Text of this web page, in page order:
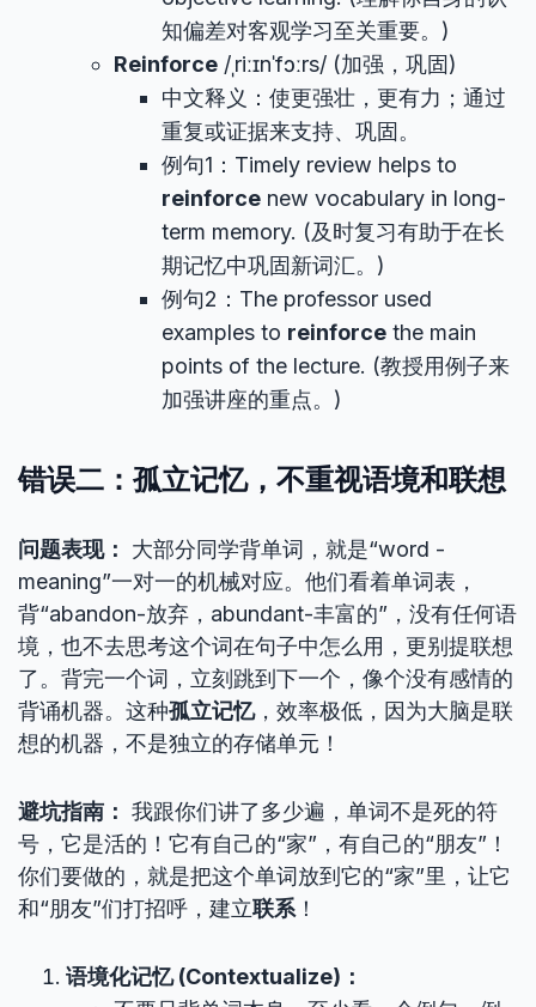
知偏差对客观学习至关重要。)
Reinforce /ˌriːɪnˈfɔːrs/ (加强，巩固)
中文释义：使更强壮，更有力；通过
重复或证据来支持、巩固。
例句1：Timely review helps to
reinforce new vocabulary in long-
term memory. (及时复习有助于在长
期记忆中巩固新词汇。)
例句2：The professor used
examples to reinforce the main
points of the lecture. (教授用例子来
加强讲座的重点。)
错误二：孤立记忆，不重视语境和联想
问题表现：
大部分同学背单词，就是“word -
meaning”一对一的机械对应。他们看着单词表，
背“abandon-放弃，abundant-丰富的”，没有任何语
境，也不去思考这个词在句子中怎么用，更别提联想
了。背完一个词，立刻跳到下一个，像个没有感情的
背诵机器。这种孤立记忆，效率极低，因为大脑是联
想的机器，不是独立的存储单元！
避坑指南： 我跟你们讲了多少遍，单词不是死的符
号，它是活的！它有自己的“家”，有自己的“朋友”！
你们要做的，就是把这个单词放到它的“家”里，让它
和“朋友”们打招呼，建立联系 ！
语境化记忆 (Contextualize)：